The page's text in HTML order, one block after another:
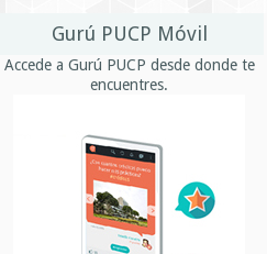
Gurú PUCP Móvil
Accede a Gurú PUCP desde donde te
encuentres.